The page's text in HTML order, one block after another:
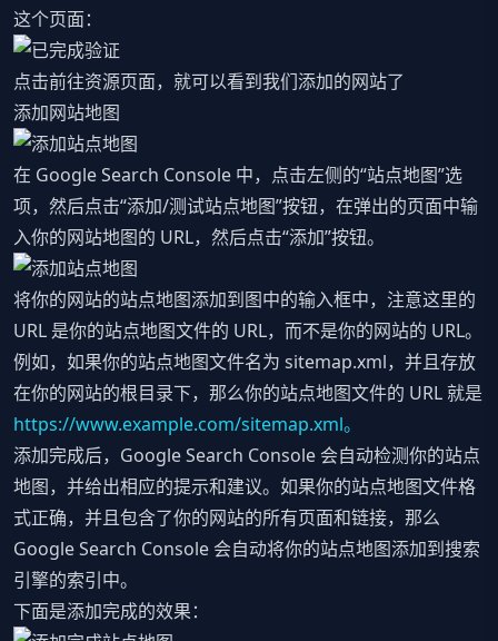
这个页面：
点击前往资源页面，就可以看到我们添加的网站了
添加网站地图
在 Google Search Console 中，点击左侧的“站点地图”选
项，然后点击“添加/测试站点地图”按钮，在弹出的页面中输
入你的网站地图的 URL，然后点击“添加”按钮。
将你的网站的站点地图添加到图中的输入框中，注意这里的
URL 是你的站点地图文件的 URL，而不是你的网站的 URL。
例如，如果你的站点地图文件名为 sitemap.xml，并且存放
在你的网站的根目录下，那么你的站点地图文件的 URL 就是
https://www.example.com/sitemap.xml。
添加完成后，Google Search Console 会自动检测你的站点
地图，并给出相应的提示和建议。如果你的站点地图文件格
式正确，并且包含了你的网站的所有页面和链接，那么
Google Search Console 会自动将你的站点地图添加到搜索
引擎的索引中。
下面是添加完成的效果：